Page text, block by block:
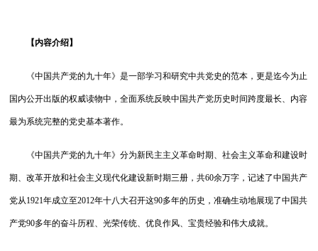
【内容介绍】
《中国共产党的九十年》是一部学习和研究中共党史的范本，更是迄今为止
国内公开出版的权威读物中，全面系统反映中国共产党历史时间跨度最长、内容
最为系统完整的党史基本著作。
《中国共产党的九十年》分为新民主主义革命时期、社会主义革命和建设时
期、改革开放和社会主义现代化建设新时期三册，共60余万字，记述了中国共产
党从1921年成立至2012年十八大召开这90多年的历史，准确生动地展现了中国共
产党90多年的奋斗历程、光荣传统、优良作风、宝贵经验和伟大成就。